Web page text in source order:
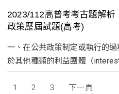
2023/112高普考考古題解析
政策歷屆試題(高考)
一、在公共政策制定或執行的
於其他種類的利益團體（
1 2 3 下一頁